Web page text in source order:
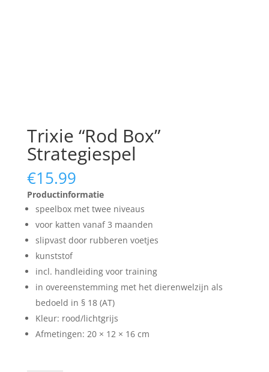
Trixie “Rod Box”
Strategiespel
€15.99
Productinformatie
speelbox met twee niveaus
voor katten vanaf 3 maanden
slipvast door rubberen voetjes
kunststof
incl. handleiding voor training
in overeenstemming met het dierenwelzijn als
bedoeld in § 18 (AT)
Kleur: rood/lichtgrijs
Afmetingen: 20 × 12 × 16 cm